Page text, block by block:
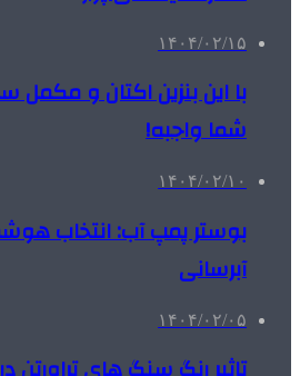
۱۴۰۴/۰۲/۱۵
با این بنزین اکتان و
شما واجبه!
۱۴۰۴/۰۲/۱۰
بوستر پمپ آب: انتخاب
آبرسانی
۱۴۰۴/۰۲/۰۵